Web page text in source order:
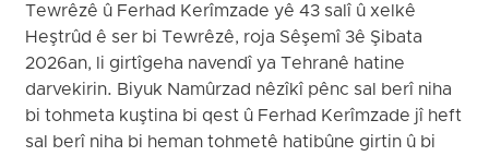
Tewrêzê û Ferhad Kerîmzade yê 43 salî û xelkê
Heştrûd ê ser bi Tewrêzê, roja Sêşemî 3ê Şibata
2026an, li girtîgeha navendî ya Tehranê hatine
darvekirin. Biyuk Namûrzad nêzîkî pênc sal berî niha
bi tohmeta kuştina bi qest û Ferhad Kerîmzade jî heft
sal berî niha bi heman tohmetê hatibûne girtin û bi